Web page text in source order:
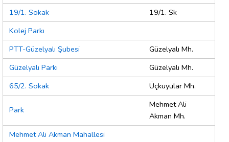
19/1. Sokak
19/1. Sk
Kolej Parkı
PTT-Güzelyalı Şubesi
Güzelyalı Mh.
Güzelyalı Parkı
Güzelyalı Mh.
65/2. Sokak
Üçkuyular Mh.
Park
Mehmet Ali
Akman Mh.
Mehmet Ali Akman Mahallesi